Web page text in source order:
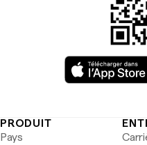
PRODUIT
Pays